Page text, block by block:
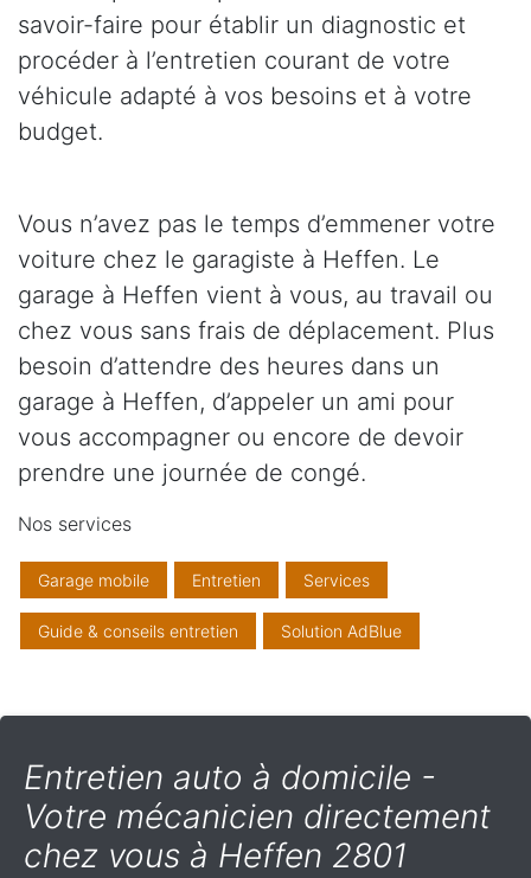
savoir-faire pour établir un diagnostic et
procéder à l’entretien courant de votre
véhicule adapté à vos besoins et à votre
budget.
Vous n’avez pas le temps d’emmener votre
voiture chez le garagiste à Heffen. Le
garage à Heffen vient à vous, au travail ou
chez vous sans frais de déplacement. Plus
besoin d’attendre des heures dans un
garage à Heffen, d’appeler un ami pour
vous accompagner ou encore de devoir
prendre une journée de congé.
Nos services
Garage mobile Entretien Services
Guide & conseils entretien Solution AdBlue
Entretien auto à domicile -
Votre mécanicien directement
chez vous à Heffen 2801